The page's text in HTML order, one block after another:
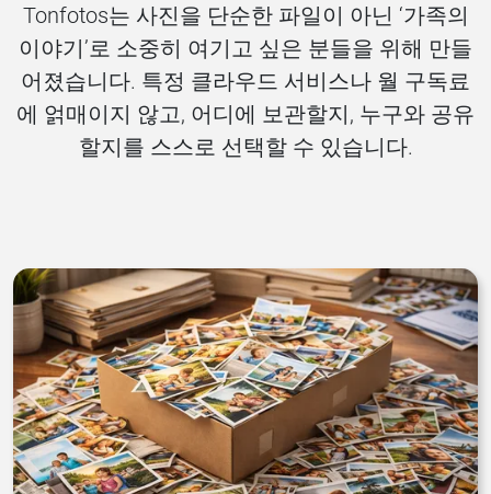
Tonfotos는 사진을 단순한 파일이 아닌 ‘가족의
이야기’로 소중히 여기고 싶은 분들을 위해 만들
어졌습니다. 특정 클라우드 서비스나 월 구독료
에 얽매이지 않고, 어디에 보관할지, 누구와 공유
할지를 스스로 선택할 수 있습니다.